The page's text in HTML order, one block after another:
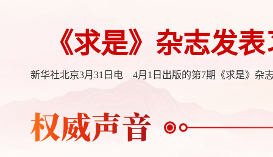
总书记关于树立和践行正确政绩观学习教育的重要讲
《求是》杂志发
新华社北京3月31日电 4月1日出版的第7期《求是》杂
新华社北京2月23日电 近日，中共中央办公厅印发《
观学习教育（以下简称学习教育）。学习教育以县处